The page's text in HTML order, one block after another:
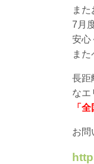
また
7月
安心
ま
長距
なエ
「
お問